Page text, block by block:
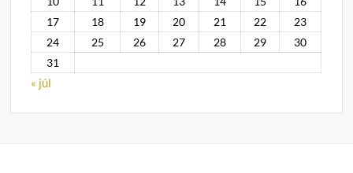
17
18 19 20 21 22
23
24
25 26 27 28 29
30
31
« júl